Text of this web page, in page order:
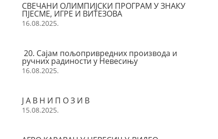
СВЕЧАНИ ОЛИМПИЈСКИ ПРОГРАМ У ЗНАКУ
ПЈЕСМЕ, ИГРЕ И ВИТЕЗОВА
16.08.2025.
20. Сајам пољопривредних производа и
ручних радиности у Невесињу
16.08.2025.
Ј А В Н И П О З И В
15.08.2025.